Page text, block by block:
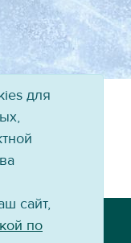
90
для
сайт,
по